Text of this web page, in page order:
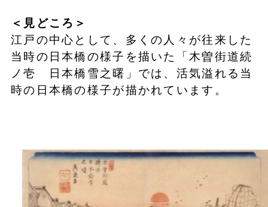
＜見どころ＞
江戸の中心として、多くの人々が往来した
当時の日本橋の様子を描いた「木曽街道続
ノ壱 日本橋雪之曙」では、活気溢れる当
時の日本橋の様子が描かれています。